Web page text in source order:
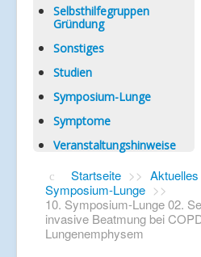
Selbsthilfegruppen
Gründung
Sonstiges
Studien
Symposium-Lunge
Symptome
Veranstaltungshinweise
Startseite >> Aktuelles
Symposium-Lunge >>
10. Symposium-Lunge 02.
invasive Beatmung bei
Lungenemphysem